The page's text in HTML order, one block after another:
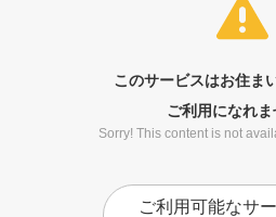
このサービスはお住ま
ご利用になれま
Sorry! This content is not
ご利用可能なサ